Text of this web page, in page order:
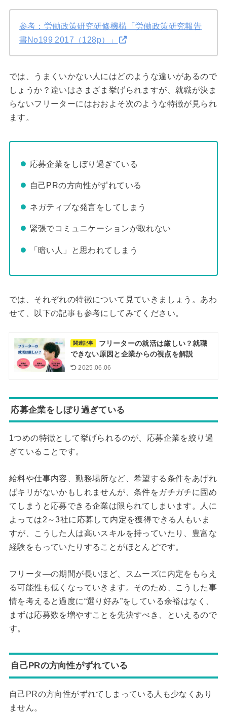
参考：労働政策研究研修機構「労働政策研究報告
書No199 2017（128p）」
では、うまくいかない人にはどのような違いがあるので
しょうか？違いはさまざま挙げられますが、就職が決ま
らないフリーターにはおおよそ次のような特徴が見られ
ます。
応募企業をしぼり過ぎている
自己PRの方向性がずれている
ネガティブな発言をしてしまう
緊張でコミュニケーションが取れない
「暗い人」と思われてしまう
では、それぞれの特徴について見ていきましょう。あわ
せて、以下の記事も参考にしてみてください。
関連記事
フリーターの就活は厳しい？就職
できない原因と企業からの視点を解説
2025.06.06
応募企業をしぼり過ぎている
1つめの特徴として挙げられるのが、応募企業を絞り過
ぎていることです。
給料や仕事内容、勤務場所など、希望する条件をあげれ
ばキリがないかもしれませんが、条件をガチガチに固め
てしまうと応募できる企業は限られてしまいます。人に
よっては2～3社に応募して内定を獲得できる人もいま
すが、こうした人は高いスキルを持っていたり、豊富な
経験をもっていたりすることがほとんどです。
フリータ―の期間が長いほど、スムーズに内定をもらえ
る可能性も低くなっていきます。そのため、こうした事
情を考えると過度に“選り好み”をしている余裕はなく、
まずは応募数を増やすことを先決すべき、といえるので
す。
自己PRの方向性がずれている
自己PRの方向性がずれてしまっている人も少なくあり
ません。